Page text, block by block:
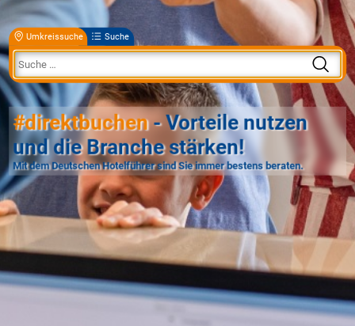
Umkreissuche Suche
#direktbuchen- Vorteile nutzen
und die Branche stärken!
Mit dem Deutschen Hotelführer sind Sie immer bestens beraten.